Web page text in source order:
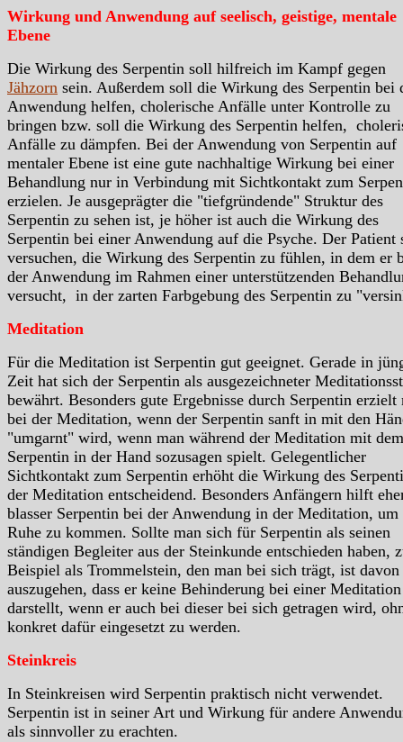
Wirkung und Anwendung auf seelisch, geistige, mentale
Ebene
Die Wirkung des Serpentin soll hilfreich im Kampf gegen
Jähzorn sein. Außerdem soll die Wirkung des Serpentin bei
Anwendung helfen, cholerische Anfälle unter Kontrolle zu
bringen bzw. soll die Wirkung des Serpentin helfen,
Anfälle zu dämpfen. Bei der Anwendung von Serpentin auf
mentaler Ebene ist eine gute nachhaltige Wirkung bei einer
Behandlung nur in Verbindung mit Sichtkontakt zum
erzielen. Je ausgeprägter die "tiefgründende" Struktur des
Serpentin zu sehen ist, je höher ist auch die Wirkung des
Serpentin bei einer Anwendung auf die Psyche. Der Patient
versuchen, die Wirkung des Serpentin zu fühlen, in dem er
der Anwendung im Rahmen einer unterstützenden
versucht, in der zarten Farbgebung des Serpentin zu
Meditation
Für die Meditation ist Serpentin gut geeignet. Gerade in
Zeit hat sich der Serpentin als ausgezeichneter
bewährt. Besonders gute Ergebnisse durch Serpentin erzielt
bei der Meditation, wenn der Serpentin sanft in mit den
"umgarnt" wird, wenn man während der Meditation mit dem
Serpentin in der Hand sozusagen spielt. Gelegentlicher
Sichtkontakt zum Serpentin erhöht die Wirkung des
der Meditation entscheidend. Besonders Anfängern hilft
blasser Serpentin bei der Anwendung in der Meditation, um
Ruhe zu kommen. Sollte man sich für Serpentin als seinen
ständigen Begleiter aus der Steinkunde entschieden haben,
Beispiel als Trommelstein, den man bei sich trägt, ist davon
auszugehen, dass er keine Behinderung bei einer Meditation
darstellt, wenn er auch bei dieser bei sich getragen wird,
konkret dafür eingesetzt zu werden.
Steinkreis
In Steinkreisen wird Serpentin praktisch nicht verwendet.
Serpentin ist in seiner Art und Wirkung für andere
als sinnvoller zu erachten.